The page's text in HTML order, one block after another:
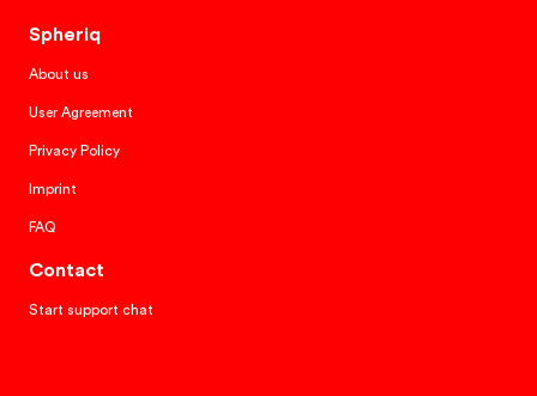
Spheriq
About us
User Agreement
Privacy Policy
Imprint
FAQ
Contact
Start support chat